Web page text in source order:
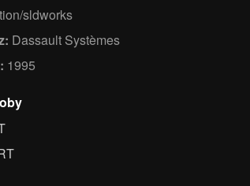
sldworks
Dassault Systèmes
1995